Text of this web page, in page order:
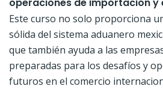
Este curso no solo proporciona
sólida del sistema aduanero
que también ayuda a las
preparadas para los desafíos y
futuros en el comercio